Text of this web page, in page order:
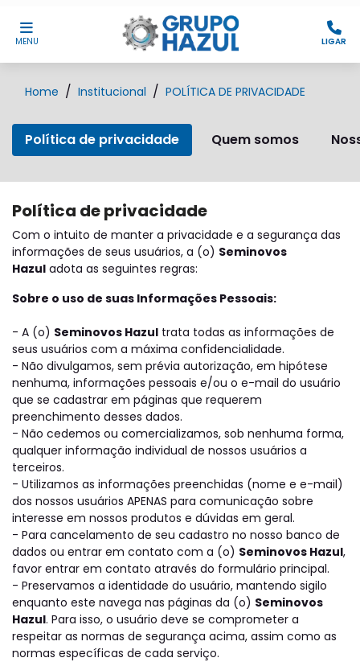
MENU LIGAR
Home Institucional POLÍTICA DE PRIVACIDADE
Quem somos
Política de privacidade
Política de privacidade
Com o intuito de manter a privacidade e a segurança das
informações de seus usuários, a (o) Seminovos
Hazul adota as seguintes regras:
Sobre o uso de suas Informações Pessoais:
- A (o) Seminovos Hazul trata todas as informações de
seus usuários com a máxima confidencialidade.
- Não divulgamos, sem prévia autorização, em hipótese
nenhuma, informações pessoais e/ou o e-mail do usuário
que se cadastrar em páginas que requerem
preenchimento desses dados.
- Não cedemos ou comercializamos, sob nenhuma forma,
qualquer informação individual de nossos usuários a
terceiros.
- Utilizamos as informações preenchidas (nome e e-mail)
dos nossos usuários APENAS para comunicação sobre
interesse em nossos produtos e dúvidas em geral.
- Para cancelamento de seu cadastro no nosso banco de
dados ou entrar em contato com a (o) Seminovos Hazul,
favor entrar em contato através do formulário principal.
- Preservamos a identidade do usuário, mantendo sigilo
enquanto este navega nas páginas da (o) Seminovos
Hazul. Para isso, o usuário deve se comprometer a
respeitar as normas de segurança acima, assim como as
normas específicas de cada serviço.